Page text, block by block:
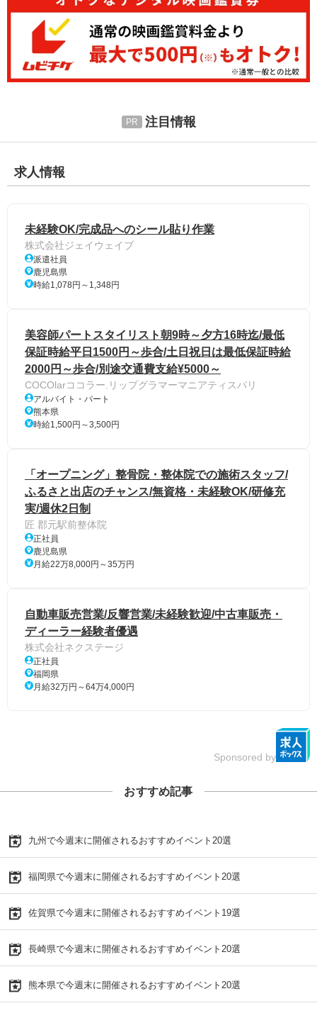
注目情報
求人情報
未経験OK/完成品へのシール貼り作業
株式会社ジェイウェイブ
派遣社員
鹿児島県
時給1,078円～1,348円
美容師パートスタイリスト朝9時～夕方16時迄/最低
保証時給平日1500円～歩合/土日祝日は最低保証時給
2000円～歩合/別途交通費支給¥5000～
COCOlarココラー.リップグラマーマニアティスパリ
アルバイト・パート
熊本県
時給1,500円～3,500円
「オープニング」整骨院・整体院での施術スタッフ/
ふるさと出店のチャンス/無資格・未経験OK/研修充
実/週休2日制
匠 郡元駅前整体院
正社員
鹿児島県
月給22万8,000円～35万円
自動車販売営業/反響営業/未経験歓迎/中古車販売・
ディーラー経験者優遇
株式会社ネクステージ
正社員
福岡県
月給32万円～64万4,000円
Sponsored by
おすすめ記事
九州で今週末に開催されるおすすめイベント20選
福岡県で今週末に開催されるおすすめイベント20選
佐賀県で今週末に開催されるおすすめイベント19選
長崎県で今週末に開催されるおすすめイベント20選
熊本県で今週末に開催されるおすすめイベント20選